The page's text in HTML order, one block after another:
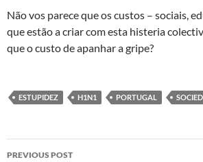
Não vos parece que os custos – sociais,
que estão a criar com esta histeria
que o custo de apanhar a gripe?
ESTUPIDEZ H1N1 PORTUGAL
Post
PREVIOUS POST